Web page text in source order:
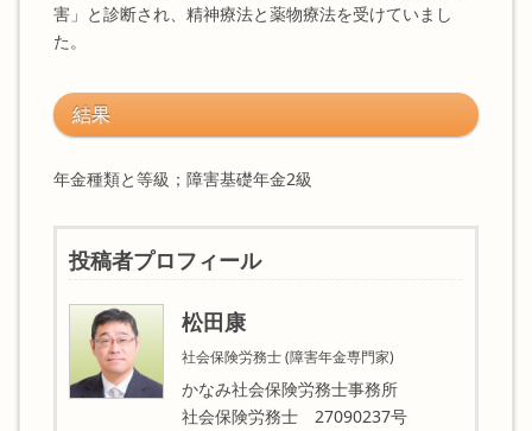
害」と診断され、精神療法と薬物療法を受けていまし
た。
結果
年金種類と等級；障害基礎年金2級
投稿者プロフィール
松田康
社会保険労務士 (障害年金専門家)
かなみ社会保険労務士事務所
社会保険労務士 27090237号